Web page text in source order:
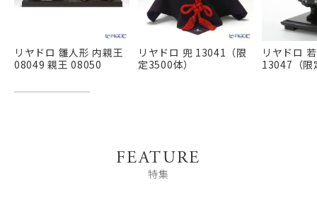
リヤドロ 雛人形 内親王
08049 親王 08050
リヤドロ 兜 13041（限
定3500体）
リヤドロ
13047（限
FEATURE
特集